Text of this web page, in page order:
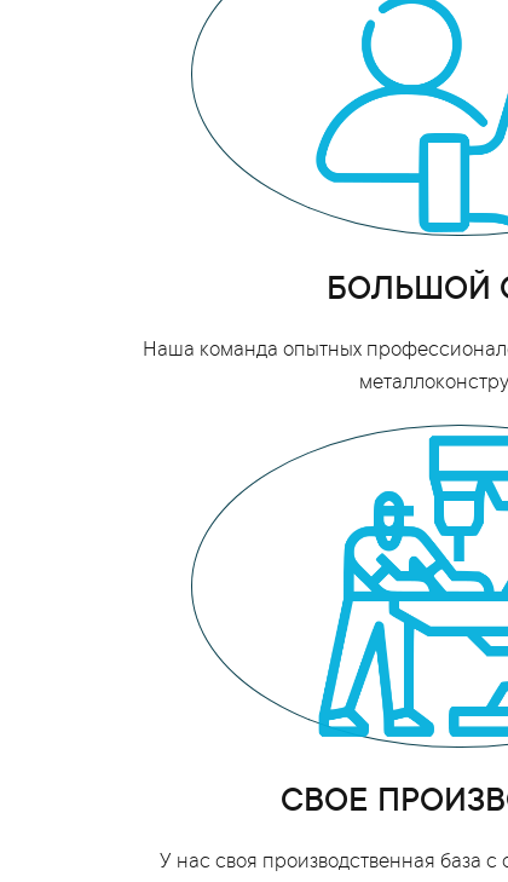
БОЛЬШОЙ
Наша команда опытных
СВОЕ
У нас своя производственная база